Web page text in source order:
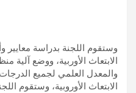
وستقوم اللجنة بدراسة
الابتعاث الأوربية، ووضع آلية
والمعدل العلمي لجميع
الابتعاث الأوروبية، وستقوم